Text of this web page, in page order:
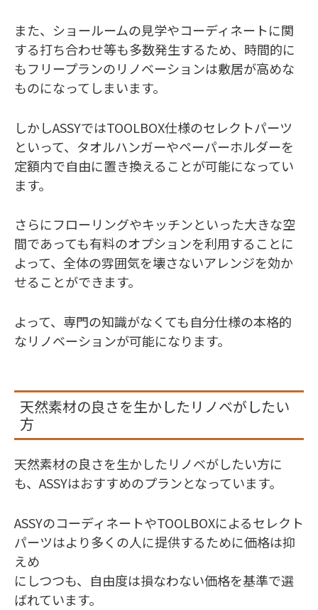
また、ショールームの見学やコーディネートに関
する打ち合わせ等も多数発生するため、時間的に
もフリープランのリノベーションは敷居が高めな
ものになってしまいます。
しかしASSYではTOOLBOX仕様のセレクトパーツ
といって、タオルハンガーやペーパーホルダーを
定額内で自由に置き換えることが可能になってい
ます。
さらにフローリングやキッチンといった大きな空
間であっても有料のオプションを利用することに
よって、全体の雰囲気を壊さないアレンジを効か
せることができます。
よって、専門の知識がなくても自分仕様の本格的
なリノベーションが可能になります。
天然素材の良さを生かしたリノベがしたい
方
天然素材の良さを生かしたリノベがしたい方に
も、ASSYはおすすめのプランとなっています。
ASSYのコーディネートやTOOLBOXによるセレクト
パーツはより多くの人に提供するために価格は抑
えめ
にしつつも、自由度は損なわない価格を基準で選
ばれています。